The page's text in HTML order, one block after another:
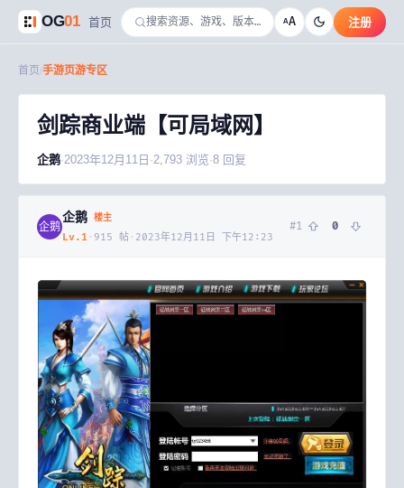
OG01 首页 AA 注册
首页 手游页游专区
剑踪商业端【可局域网】
企鹅·2023年12月11日 ·2,793 浏览·8 回复
企鹅
企鹅 楼主
Lv. 1 · 915 帖 · 2023年12月11日 下午12:23
#1 0